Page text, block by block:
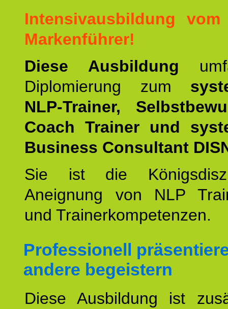
Intensivausbildung vom
Markenführer!
Diese Ausbildung
Diplomierung zum
NLP-Trainer,
Coach Trainer und
Business Consultant
Sie ist die
Aneignung von NLP
und Trainerkompetenzen.
Professionell
andere begeistern
Diese Ausbildung ist